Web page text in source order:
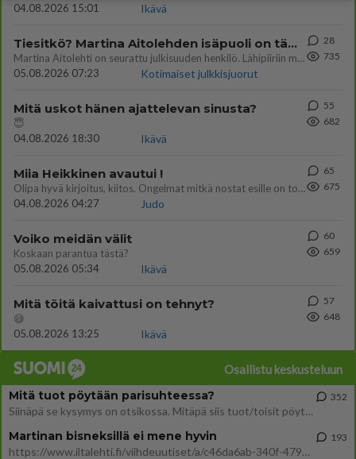
04.08.2026 15:01
Ikävä
Tiesitkö? Martina Aitolehden isäpuoli on tämä suosittu laulaja
Martina Aitolehti on seurattu julkisuuden henkilö. Lähipiiriin mahtuu muitakin tunnettuja henkilöitä. Tiesitkö, että Ma
05.08.2026 07:23
Kotimaiset julkkisjuorut
28
735
Mitä uskot hänen ajattelevan sinusta?
😇
04.08.2026 18:30
Ikävä
55
682
Miia Heikkinen avautui !
Olipa hyvä kirjoitus, kiitos. Ongelmat mitkä nostat esille on todellisia ja tämä ylimielisyys totta ja se näkyy kaikessa
04.08.2026 04:27
Judo
65
675
Voiko meidän välit
Koskaan parantua tästä?
05.08.2026 05:34
Ikävä
60
659
Mitä töitä kaivattusi on tehnyt?
😅
05.08.2026 13:25
Ikävä
57
648
Osallistu keskusteluun
Mitä tuot pöytään parisuhteessa?
Siinäpä se kysymys on otsikossa. Mitäpä siis tuot/toisit pöytään parisuhteessa? Oletko mies vai nainen? Koetko sen mitä
352
Martinan bisneksillä ei mene hyvin
https://www.iltalehti.fi/viihdeuutiset/a/c46da6ab-340f-4790-aaa7-0865eed2336 Yrityksen konkurssihakemus on tullut kärä
193